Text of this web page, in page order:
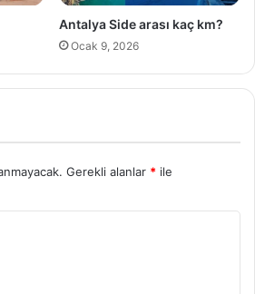
Antalya Side arası kaç km?
Ocak 9, 2026
Gerekli alanlar * ile